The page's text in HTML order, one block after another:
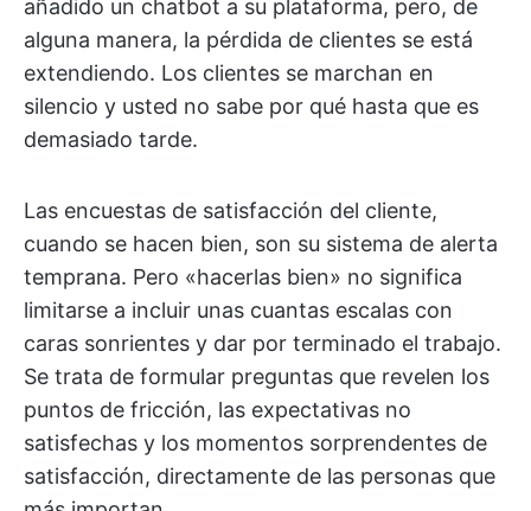
añadido un chatbot a su plataforma, pero, de
alguna manera, la pérdida de clientes se está
extendiendo. Los clientes se marchan en
silencio y usted no sabe por qué hasta que es
demasiado tarde.
Las encuestas de satisfacción del cliente,
cuando se hacen bien, son su sistema de alerta
temprana. Pero «hacerlas bien» no significa
limitarse a incluir unas cuantas escalas con
caras sonrientes y dar por terminado el trabajo.
Se trata de formular preguntas que revelen los
puntos de fricción, las expectativas no
satisfechas y los momentos sorprendentes de
satisfacción, directamente de las personas que